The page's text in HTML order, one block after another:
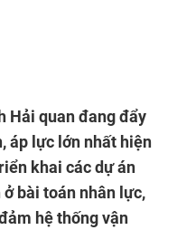
Hải quan đang đẩy
áp lực lớn nhất hiện
khai các dự án
bài toán nhân lực,
hệ thống vận